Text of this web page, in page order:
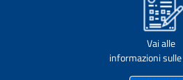
Vai alle
informazioni